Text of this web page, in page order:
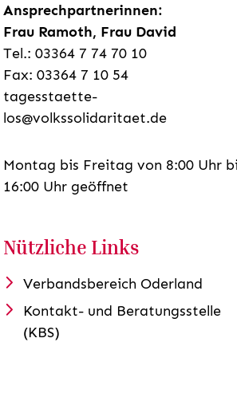
Ansprechpartnerinnen:
Frau Ramoth, Frau David
Tel.: 03364 7 74 70 10
Fax: 03364 7 10 54
tagesstaette-
los@volkssolidaritaet.de
Montag bis Freitag von 8:00 Uhr
16:00 Uhr geöffnet
Nützliche Links
Verbandsbereich Oderland
Kontakt- und Beratungsstelle
(KBS)